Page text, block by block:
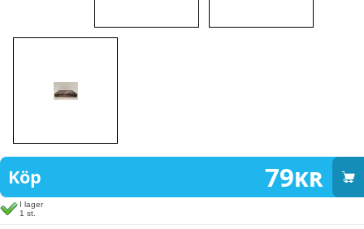
Köp 79kr
I lager
1 st.